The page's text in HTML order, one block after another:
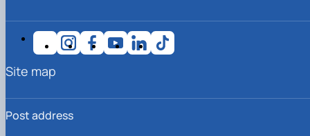
Post address
Site map